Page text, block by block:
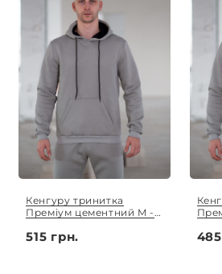
Кенгуру тринитка
Преміум цементний M -
515 грн.